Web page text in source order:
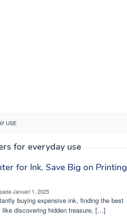
USE
for everyday use
for Ink, Save Big on Printing
Januari 1, 2025
buying expensive ink, finding the best
like discovering hidden treasure, […]